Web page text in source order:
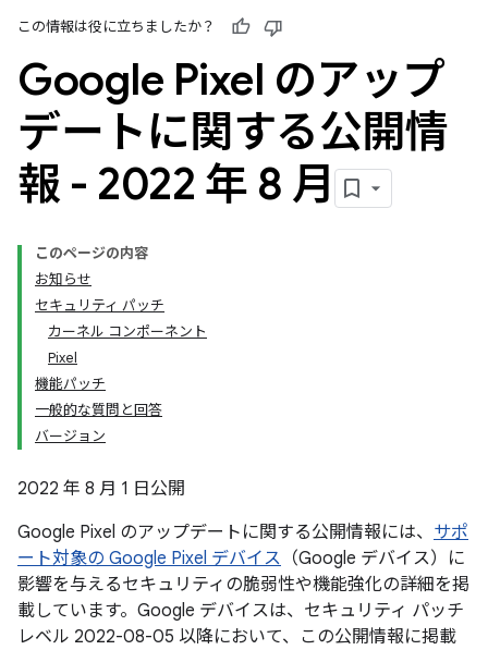
この情報は役に立ちましたか？
Google Pixel のアップ
デートに関する公開情
報 - 2022 年 8 月
このページの内容
お知らせ
セキュリティ パッチ
カーネル コンポーネント
Pixel
機能パッチ
一般的な質問と回答
バージョン
2022 年 8 月 1 日公開
Google Pixel のアップデートに関する公開情報には、 サポ
ート対象の Google Pixel デバイス （Google デバイス）に
影響を与えるセキュリティの脆弱性や機能強化の詳細を掲
載しています。Google デバイスは、セキュリティ パッチ
レベル 2022-08-05 以降において、この公開情報に掲載